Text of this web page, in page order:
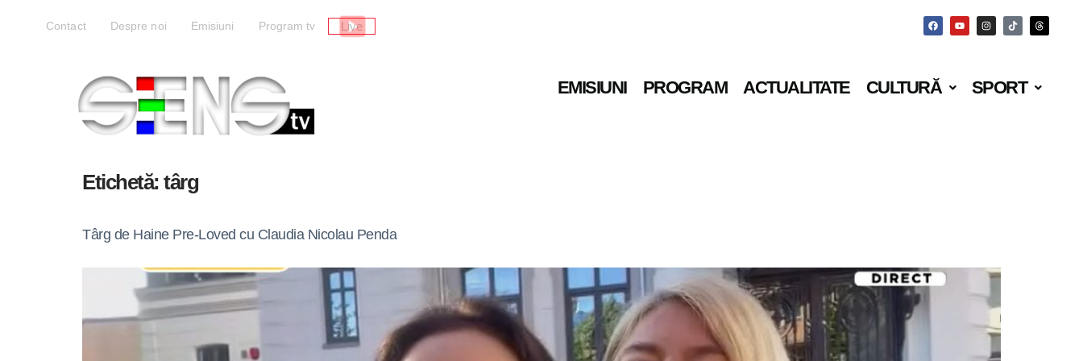
Contact Despre noi Emisiuni Program tv Live
EMISIUNI PROGRAM ACTUALITATE CULTURĂ SPORT
Etichetă: târg
Târg de Haine Pre-Loved cu Claudia Nicolau Penda